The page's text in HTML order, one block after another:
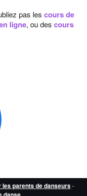
pas les cours de
ligne, ou des cours
les parents de danseurs-